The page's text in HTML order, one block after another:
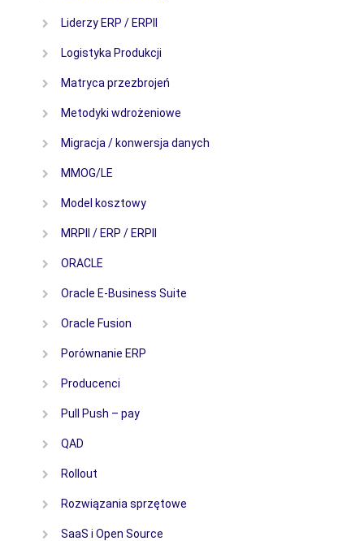
Liderzy ERP / ERPII
Logistyka Produkcji
Matryca przezbrojeń
Metodyki wdrożeniowe
Migracja / konwersja danych
MMOG/LE
Model kosztowy
MRPII / ERP / ERPII
ORACLE
Oracle E-Business Suite
Oracle Fusion
Porównanie ERP
Producenci
Pull Push – pay
QAD
Rollout
Rozwiązania sprzętowe
SaaS i Open Source